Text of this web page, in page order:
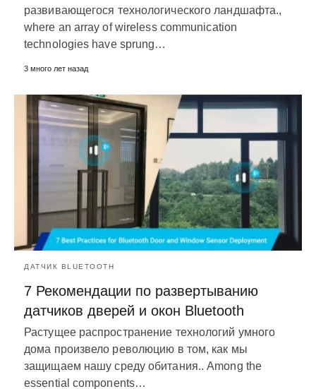
развивающегося технологического ландшафта.,
where an array of wireless communication
technologies have sprung…
3 много лет назад
ДАТЧИК BLUETOOTH
7 Рекомендации по развертыванию
датчиков дверей и окон Bluetooth
Растущее распространение технологий умного
дома произвело революцию в том, как мы
защищаем нашу среду обитания..Among the
essential components…